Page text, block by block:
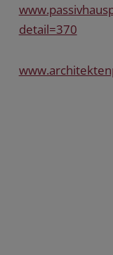
detail=370